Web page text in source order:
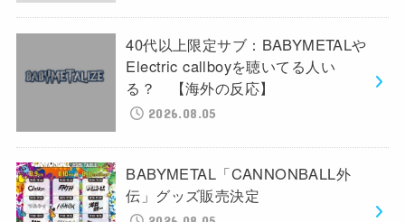
40代以上限定サブ：BABYMETALや
Electric callboyを聴いてる人い
る？ 【海外の反応】
2026.08.05
BABYMETAL「CANNONBALL外
伝」グッズ販売決定